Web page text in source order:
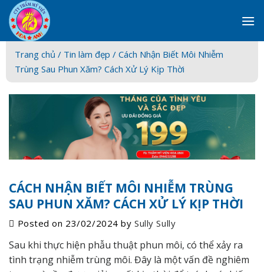
Skip
to
content
Trang chủ / Tin làm đẹp / Cách Nhận Biết Môi Nhiễm
Trùng Sau Phun Xăm? Cách Xử Lý Kịp Thời
CÁCH NHẬN BIẾT MÔI NHIỄM TRÙNG
SAU PHUN XĂM? CÁCH XỬ LÝ KỊP THỜI
Posted on 23/02/2024 bySully Sully
Sau khi thực hiện phẫu thuật phun môi, có thể xảy ra
tình trạng nhiễm trùng môi. Đây là một vấn đề nghiêm